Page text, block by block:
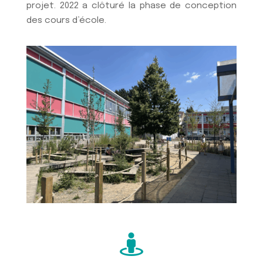
projet. 2022 a clôturé la phase de conception
des cours d’école.
